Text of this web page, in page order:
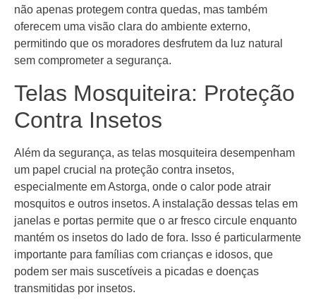
não apenas protegem contra quedas, mas também
oferecem uma visão clara do ambiente externo,
permitindo que os moradores desfrutem da luz natural
sem comprometer a segurança.
Telas Mosquiteira: Proteção
Contra Insetos
Além da segurança, as telas mosquiteira desempenham
um papel crucial na proteção contra insetos,
especialmente em Astorga, onde o calor pode atrair
mosquitos e outros insetos. A instalação dessas telas em
janelas e portas permite que o ar fresco circule enquanto
mantém os insetos do lado de fora. Isso é particularmente
importante para famílias com crianças e idosos, que
podem ser mais suscetíveis a picadas e doenças
transmitidas por insetos.